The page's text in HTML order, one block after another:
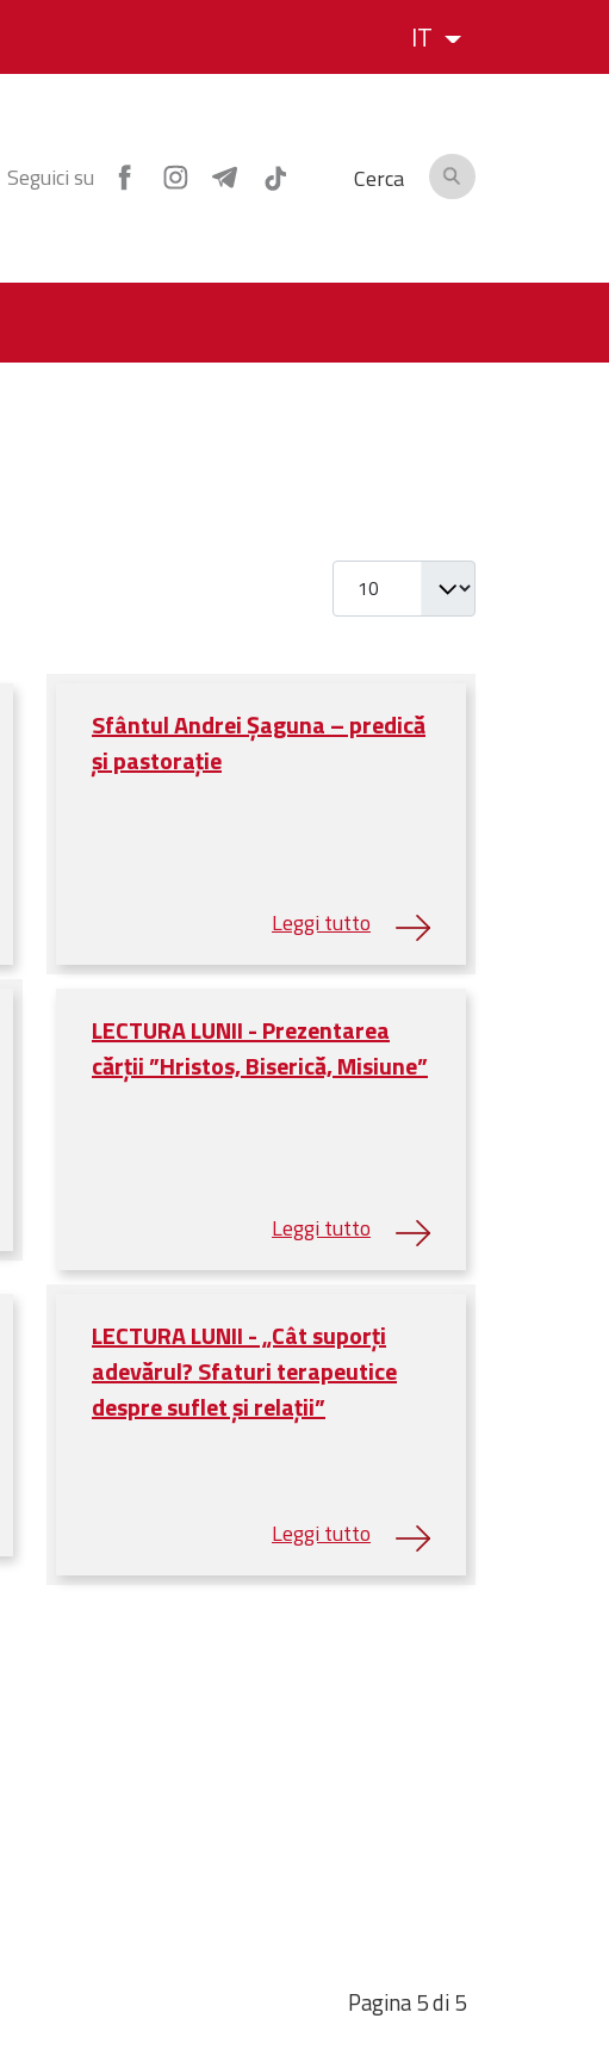
IT
Seguici su Cerca
Visualizza #
Sfântul Andrei Șaguna – predică
și pastorație
LECTURA LUNII - Prezentarea
cărții ”Hristos, Biserică, Misiune”
LECTURA LUNII - „Cât suporți
adevărul? Sfaturi terapeutice
despre suflet și relații”
Pagina 5 di 5